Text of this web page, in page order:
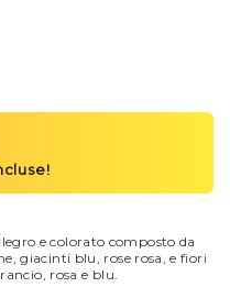
e colorato composto da
giacinti blu, rose rosa, e fiori
rosa e blu.